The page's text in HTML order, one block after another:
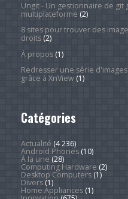
Ungit - Un gestionnaire de
multiplateforme (2)
8 sites pour trouver des
droits(2)
À propos(1)
Redresser une série
grâce à XnView(1)
Catégories
Actualité (4 236)
Android Phones(10)
À la une (28)
Computing Hardware (2)
Desktop Computers(1)
Divers(1)
Home Appliances(1)